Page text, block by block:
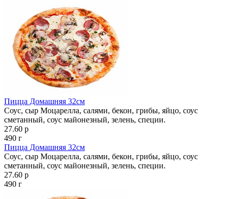
Пицца Домашняя 32см
Соус, сыр Моцарелла, салями, бекон, грибы, яйцо, соус
сметанный, соус майонезный, зелень, специи.
27.60 р
490 г
Пицца Домашняя 32см
Соус, сыр Моцарелла, салями, бекон, грибы, яйцо, соус
сметанный, соус майонезный, зелень, специи.
27.60 р
490 г